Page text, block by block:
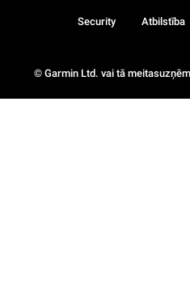
© Garmin Ltd. vai tā
Security Atbilstība